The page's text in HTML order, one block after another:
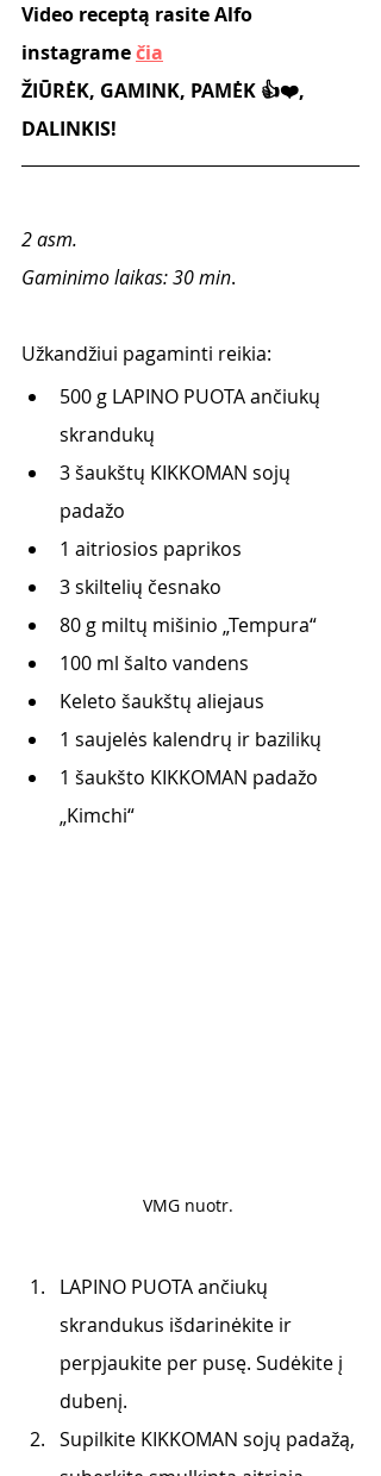
Video receptą rasite Alfo
instagrame čia
ŽIŪRĖK, GAMINK, PAMĖK 👍❤️,
DALINKIS!
2 asm.
Gaminimo laikas: 30 min.
Užkandžiui pagaminti reikia:
500 g LAPINO PUOTA ančiukų
skrandukų
3 šaukštų KIKKOMAN sojų
padažo
1 aitriosios paprikos
3 skiltelių česnako
80 g miltų mišinio „Tempura“
100 ml šalto vandens
Keleto šaukštų aliejaus
1 saujelės kalendrų ir bazilikų
1 šaukšto KIKKOMAN padažo
„Kimchi“
VMG nuotr.
LAPINO PUOTA ančiukų
skrandukus išdarinėkite ir
perpjaukite per pusę. Sudėkite į
dubenį.
Supilkite KIKKOMAN sojų padažą,